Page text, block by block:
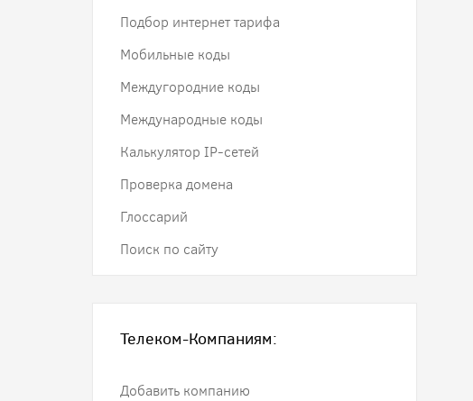
Подбор интернет тарифа
Мобильные коды
Междугородние коды
Международные коды
Калькулятор IP-сетей
Проверка домена
Глоссарий
Поиск по сайту
Телеком-Компаниям:
Добавить компанию